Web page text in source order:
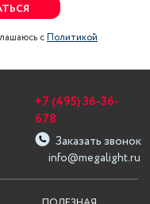
сПолитикой
info@megalight.ru
+7 (495) 36-36-
678
Заказать звонок